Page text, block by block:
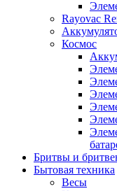
Rayovac
Космос
Бритвы и
Бытовая техника
Весы